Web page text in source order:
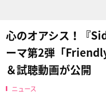
心のオアシス！『
ーマ第2弾​「
＆試聴動画が公開
ニュース